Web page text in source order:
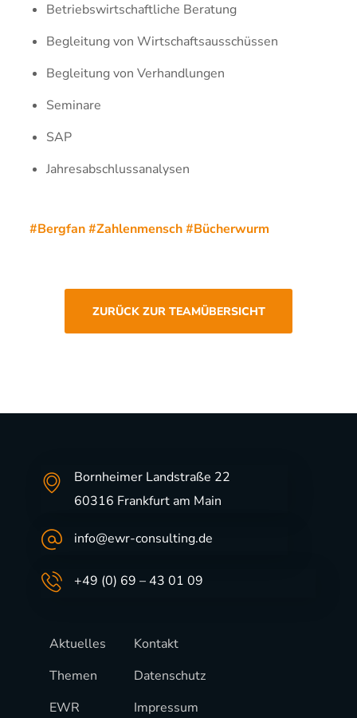
Betriebswirtschaftliche Beratung
Begleitung von Wirtschaftsausschüssen
Begleitung von Verhandlungen
Seminare
SAP
Jahresabschlussanalysen
#Bergfan #Zahlenmensch #Bücherwurm
ZURÜCK ZUR TEAMÜBERSICHT
Bornheimer Landstraße 22
60316 Frankfurt am Main
info@ewr-consulting.de
+49 (0) 69 – 43 01 09
Aktuelles
Themen
EWR
Kontakt
Datenschutz
Impressum